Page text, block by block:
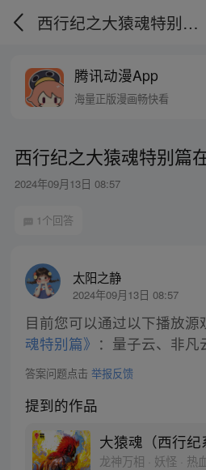
西行纪之大猿魂特别篇在线观看
腾讯动漫App
海量正版漫画畅快看
西行纪之大猿魂特别篇
2024年09月13日 08:57
1个回答
太阳之静
2024年09月13日 08:57
目前您可以通过以下播放源
魂特别篇》 ：量子云、非凡
答案问题点击 举报反馈
提到的作品
大猿魂（西行纪
龙神万相 · 妖怪 · 热